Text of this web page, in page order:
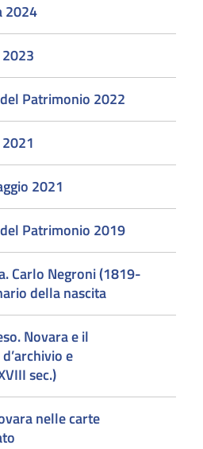
2024
Patrimonio 2022
2021
Patrimonio 2019
Carlo Negroni (1819-
della nascita
Novara e il
e
sec.)
nelle carte